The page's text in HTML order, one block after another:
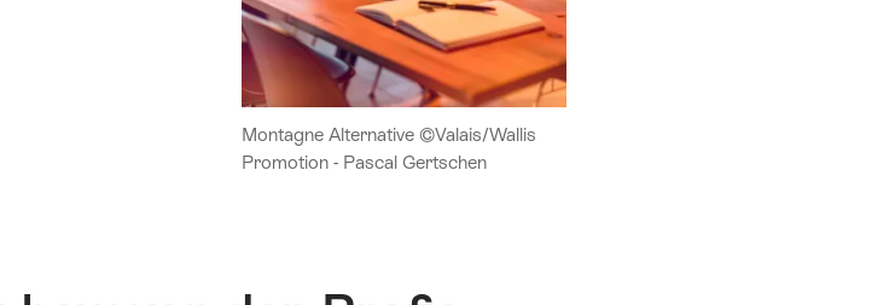
Montagne Alternative ©Valais/Wallis
Promotion - Pascal Gertschen